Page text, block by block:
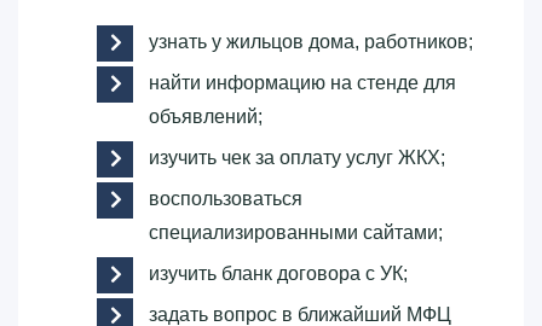
узнать у жильцов дома, работников;
найти информацию на стенде для
объявлений;
изучить чек за оплату услуг ЖКХ;
воспользоваться
специализированными сайтами;
изучить бланк договора с УК;
задать вопрос в ближайший МФЦ